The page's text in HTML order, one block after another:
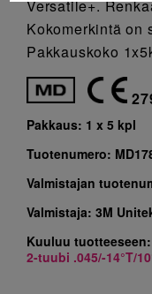
Versatile+.
Kokomerkintä on
Pakkauskoko
Pakkaus: 1 x 5 kpl
Tuotenumero:
Valmistajan
Valmistaja: 3M
Kuuluu tuotteeseen:
2-tuubi .045/-14°T/